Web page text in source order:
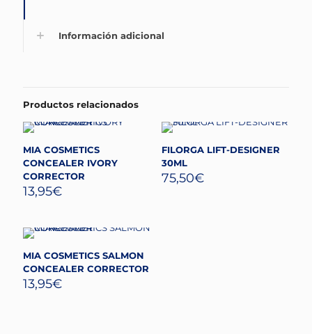
Información adicional
Productos relacionados
MIA COSMETICS
CONCEALER IVORY
CORRECTOR
13,95€
FILORGA LIFT-DESIGNER
30ML
75,50€
MIA COSMETICS SALMON
CONCEALER CORRECTOR
13,95€